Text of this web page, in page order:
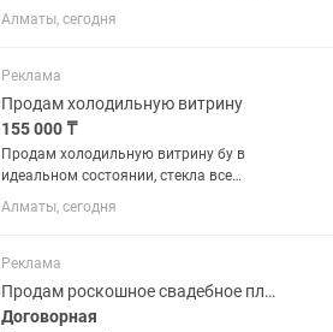
(модель Baby Cotton ST, артикул
20.24.1016.00). Новая в магазине стоит
«всё в одном» от...
Алматы, сегодня
Реклама
Продам холодильную витрину
155 000 ₸
Продам холодильную витрину бу в
идеальном состоянии, стекла все
целые, без малейшего запаха, чистая.
Длина 1.5 метра, температурный
температуры до плюсовой
холодильной...
Алматы, сегодня
Реклама
Продам роскошное свадебное платье
Договорная